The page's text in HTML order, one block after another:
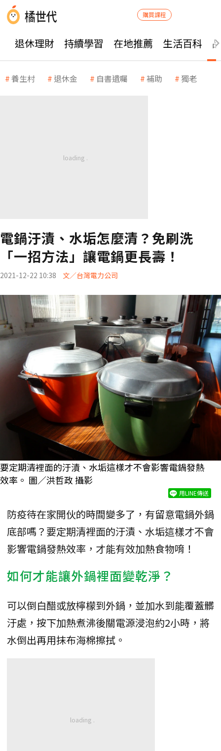
購買課程
退休理財 持續學習 在地推薦 生活百科
養生村 退休金 自書遺囑 補助 獨老
電鍋汙漬、水垢怎麼清？免刷洗
「一招方法」讓電鍋更長壽！
2021-12-22 10:38 文／台灣電力公司
要定期清裡面的汙漬、水垢這樣才不會影響電鍋發熱
效率。 圖／洪哲政 攝影
用LINE傳送
防疫待在家開伙的時間變多了，有留意電鍋外鍋
底部嗎？要定期清裡面的汙漬、水垢這樣才不會
影響電鍋發熱效率，才能有效加熱食物唷！
如何才能讓外鍋裡面變乾淨？
可以倒白醋或放檸檬到外鍋，並加水到能覆蓋髒
汙處，按下加熱煮沸後關電源浸泡約2小時，將
水倒出再用抹布海棉擦拭。